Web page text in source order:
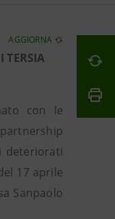
AGGIORNA
TERSIA
con le
deteriorati
17 aprile
Sanpaolo